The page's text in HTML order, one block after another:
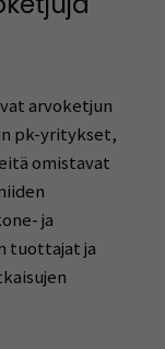
arvoketjun
pk-yritykset,
omistavat
ja
tuottajat ja